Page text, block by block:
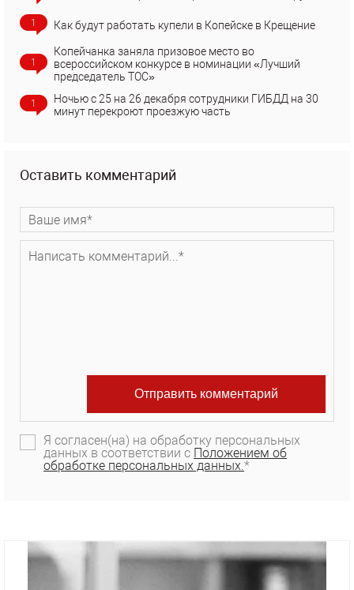
1 Как будут работать купели в Копейске в Крещение
1
Копейчанка заняла призовое место во
всероссийском конкурсе в номинации «Лучший
председатель ТОС»
1
Ночью с 25 на 26 декабря сотрудники ГИБДД на 30
минут перекроют проезжую часть
Оставить комментарий
Я согласен(на) на обработку персональных
данных в соответствии с Положением об
обработке персональных данных.*